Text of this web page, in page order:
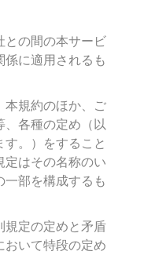
との間の本サービ
係に適用されるも
本規約のほか、ご
、各種の定め（以
。）をすること
定はその名称のい
一部を構成するも
規定の定めと矛盾
おいて特段の定め